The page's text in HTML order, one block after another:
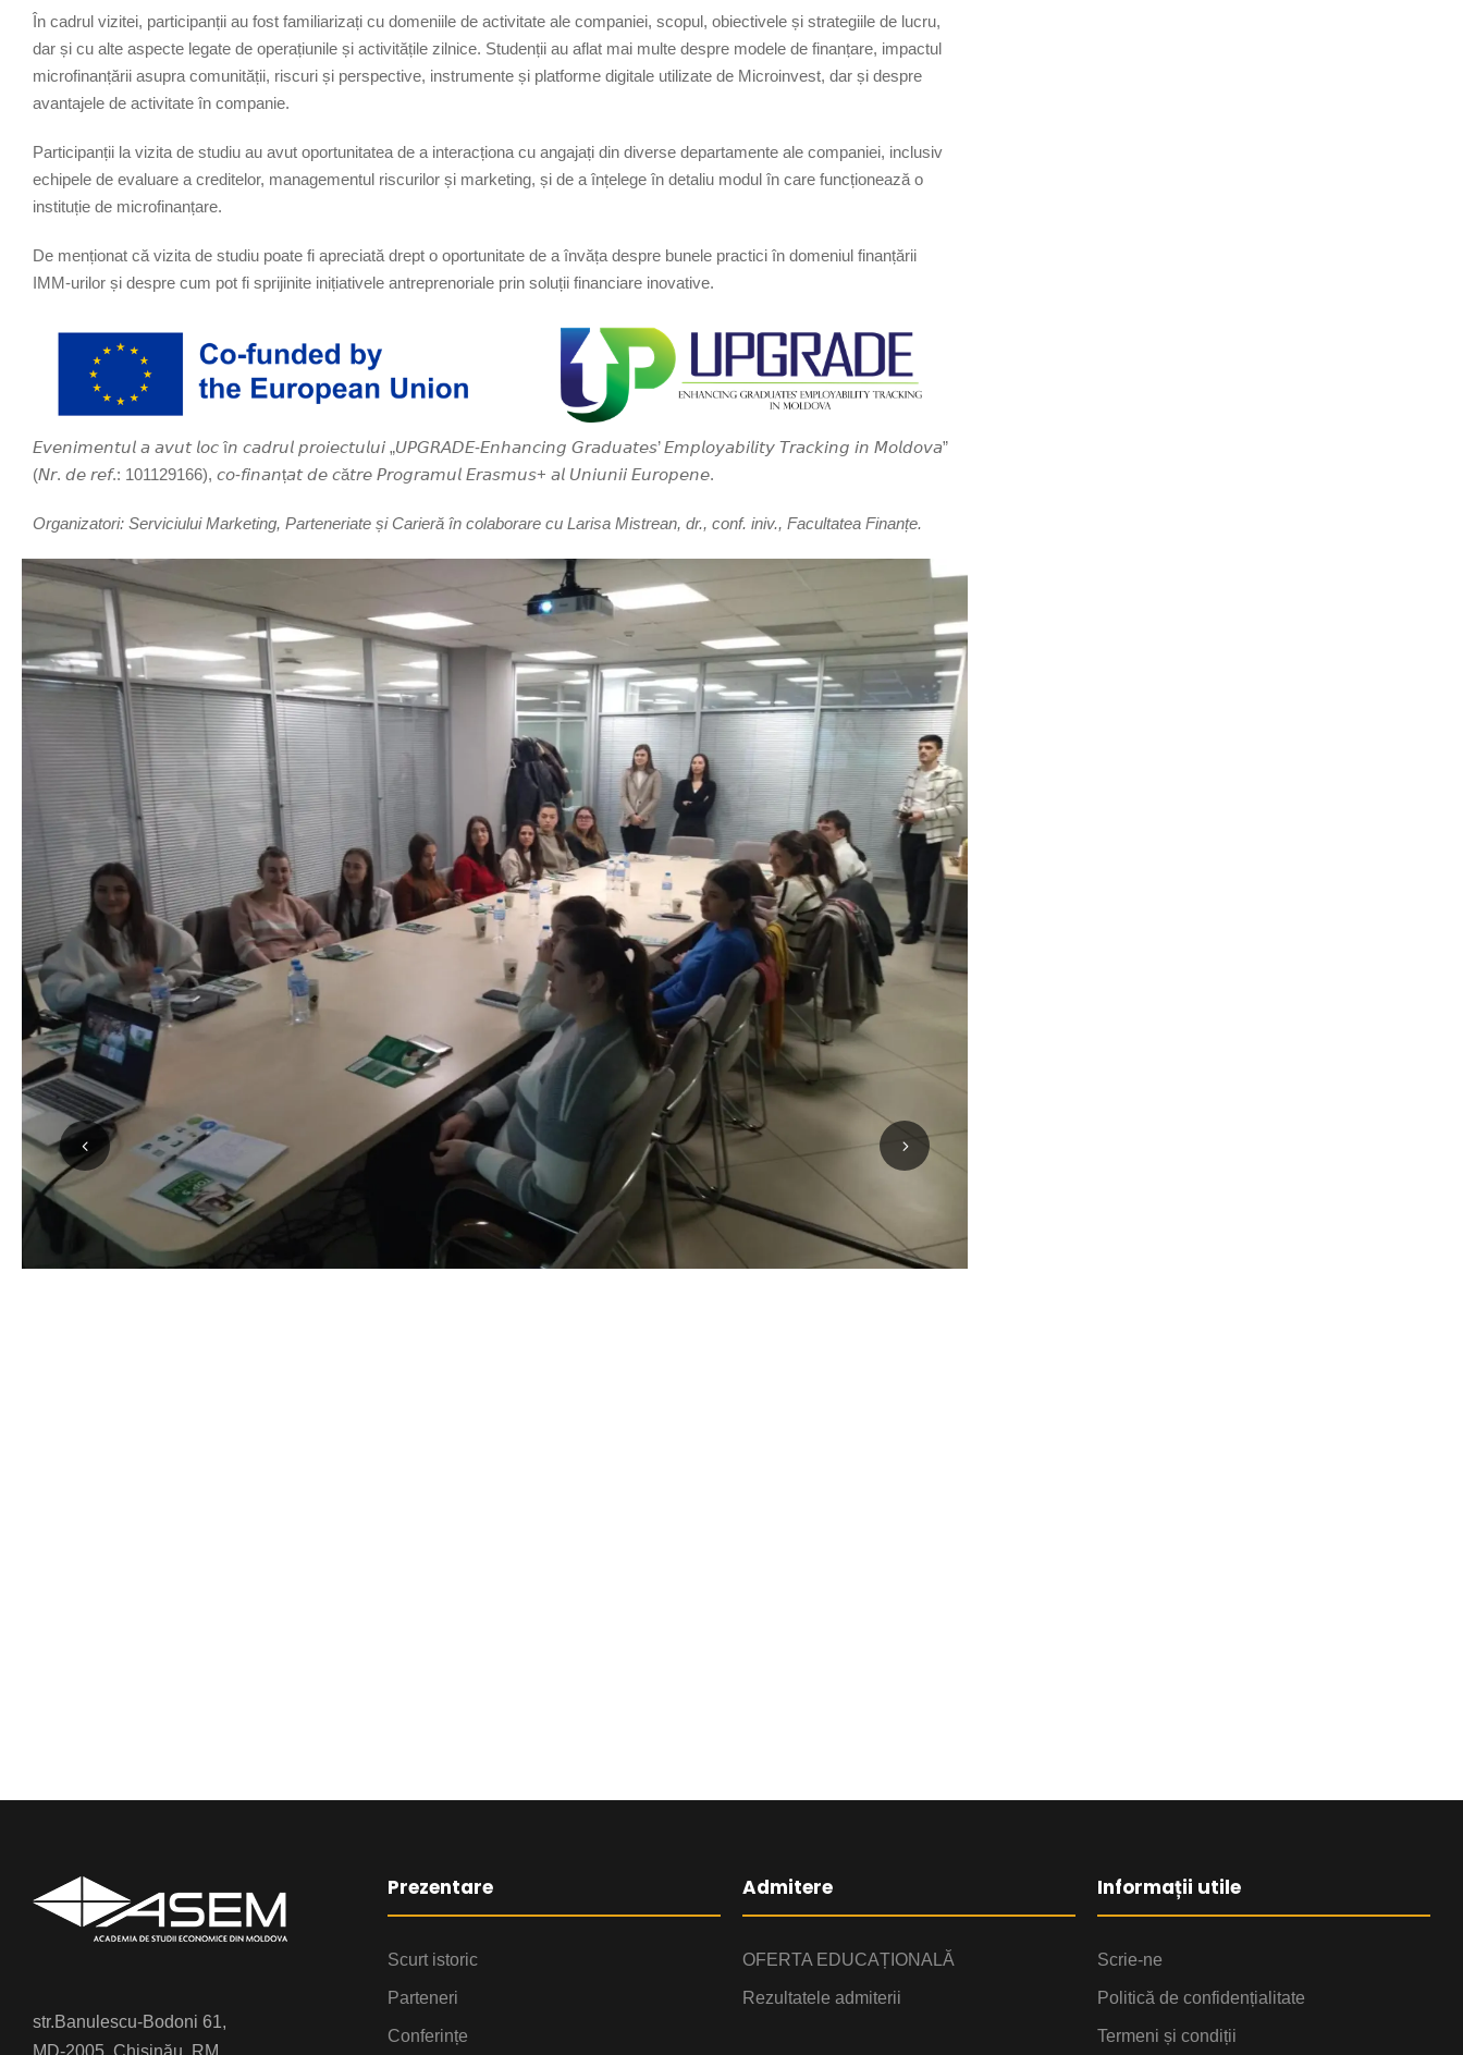
În cadrul vizitei, participanții au fost familiarizați cu domeniile de activitate ale companiei, scopul, obiectivele și strategiile de lucru,
dar și cu alte aspecte legate de operațiunile și activitățile zilnice. Studenții au aflat mai multe despre modele de finanțare, impactul
microfinanțării asupra comunității, riscuri și perspective, instrumente și platforme digitale utilizate de Microinvest, dar și despre
avantajele de activitate în companie.
Participanții la vizita de studiu au avut oportunitatea de a interacționa cu angajați din diverse departamente ale companiei, inclusiv
echipele de evaluare a creditelor, managementul riscurilor și marketing, și de a înțelege în detaliu modul în care funcționează o
instituție de microfinanțare.
De menționat că vizita de studiu poate fi apreciată drept o oportunitate de a învăța despre bunele practici în domeniul finanțării
IMM-urilor și despre cum pot fi sprijinite inițiativele antreprenoriale prin soluții financiare inovative.
𝘌𝘷𝘦𝘯𝘪𝘮𝘦𝘯𝘵𝘶𝘭 𝘢 𝘢𝘷𝘶𝘵 𝘭𝘰𝘤 î𝘯 𝘤𝘢𝘥𝘳𝘶𝘭 𝘱𝘳𝘰𝘪𝘦𝘤𝘵𝘶𝘭𝘶𝘪 „𝘜𝘗𝘎𝘙𝘈𝘋𝘌-𝘌𝘯𝘩𝘢𝘯𝘤𝘪𝘯𝘨 𝘎𝘳𝘢𝘥𝘶𝘢𝘵𝘦𝘴’ 𝘌𝘮𝘱𝘭𝘰𝘺𝘢𝘣𝘪𝘭𝘪𝘵𝘺 𝘛𝘳𝘢𝘤𝘬𝘪𝘯𝘨 𝘪𝘯 𝘔𝘰𝘭𝘥𝘰𝘷𝘢”
(𝘕𝘳. 𝘥𝘦 𝘳𝘦𝘧.: 101129166), 𝘤𝘰-𝘧𝘪𝘯𝘢𝘯ț𝘢𝘵 𝘥𝘦 𝘤ă𝘵𝘳𝘦 𝘗𝘳𝘰𝘨𝘳𝘢𝘮𝘶𝘭 𝘌𝘳𝘢𝘴𝘮𝘶𝘴+ 𝘢𝘭 𝘜𝘯𝘪𝘶𝘯𝘪𝘪 𝘌𝘶𝘳𝘰𝘱𝘦𝘯𝘦.
Organizatori: Serviciului Marketing, Parteneriate și Carieră în colaborare cu Larisa Mistrean, dr., conf. iniv., Facultatea Finanțe.
str.Banulescu-Bodoni 61,
Prezentare
Scurt istoric
Parteneri
Conferințe
Admitere
OFERTA EDUCAȚIONALĂ
Rezultatele admiterii
Informații utile
Scrie-ne
Politică de confidențialitate
Termeni și condiții